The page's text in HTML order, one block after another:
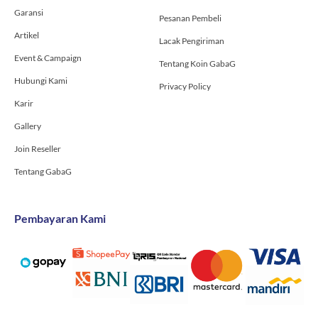
f
Garansi
Artikel
Event & Campaign
Hubungi Kami
Karir
Gallery
Join Reseller
Tentang GabaG
Pesanan Pembeli
Lacak Pengiriman
Tentang Koin GabaG
Privacy Policy
Pembayaran Kami